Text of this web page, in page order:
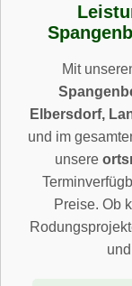
Mit
Elbersdorf,
und im
unsere
Preise. Ob